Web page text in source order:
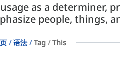
as a determiner,
people, things,
语法 Tag This